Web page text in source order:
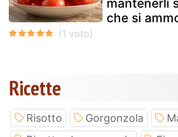
mantenerli
che si
Ricette
Risotto Gorgonzola